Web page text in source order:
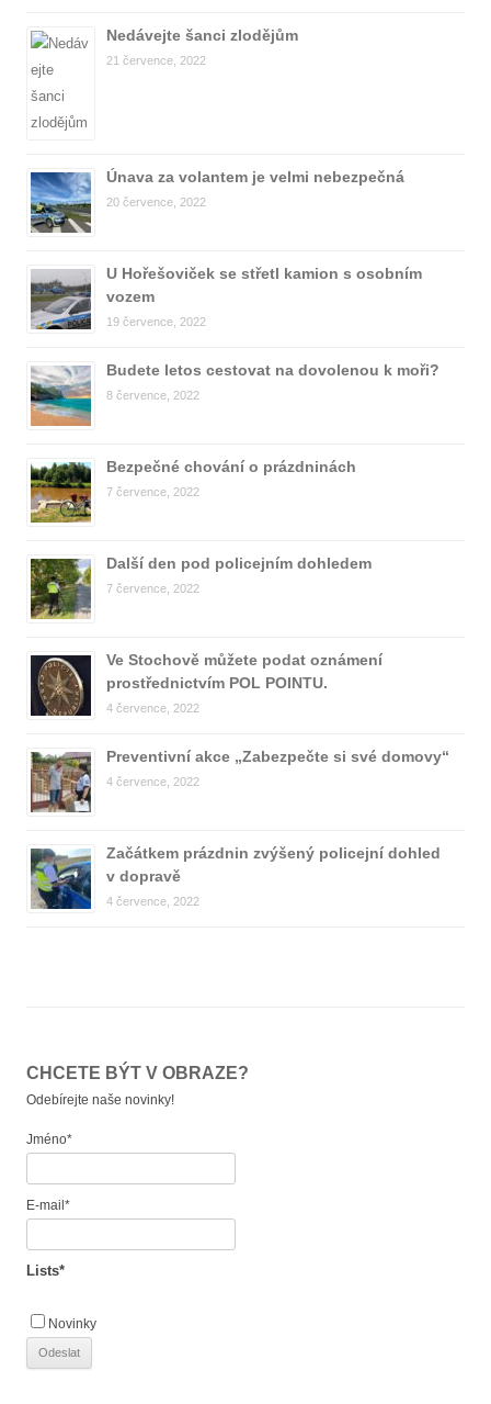
Nedávejte šanci zlodějům
21 července, 2022
Únava za volantem je velmi nebezpečná
20 července, 2022
U Hořešoviček se střetl kamion s osobním
vozem
19 července, 2022
Budete letos cestovat na dovolenou k moři?
8 července, 2022
Bezpečné chování o prázdninách
7 července, 2022
Další den pod policejním dohledem
7 července, 2022
Ve Stochově můžete podat oznámení
prostřednictvím POL POINTU.
4 července, 2022
Preventivní akce „Zabezpečte si své domovy“
4 července, 2022
Začátkem prázdnin zvýšený policejní dohled
v dopravě
4 července, 2022
CHCETE BÝT V OBRAZE?
Odebírejte naše novinky!
Jméno*
E-mail*
Lists*
Novinky